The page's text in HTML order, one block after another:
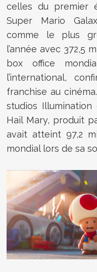
celles du premier
Super Mario
comme le plus
l’année avec 372,5
box office
l’international,
franchise au
studios
Hail Mary, produit
avait atteint 97,2
mondial lors de sa